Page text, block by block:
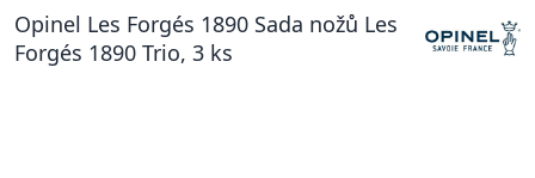
Opinel Les Forgés 1890 Sada nožů Les
Forgés 1890 Trio, 3 ks